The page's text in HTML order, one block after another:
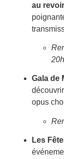
au
Gala de
opus
Les